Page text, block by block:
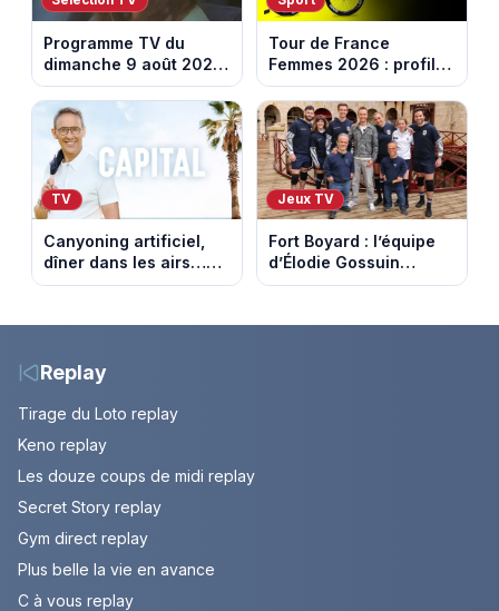
Programme TV du
dimanche 9 août 2026
: notre sélection pour
votre soirée télé
Tour de France
Femmes 2026 : profil
et horaires de la
dernière étape à Nice
TV
Canyoning artificiel,
dîner dans les airs…
les loisirs les plus fous
Capital
Jeux TV
Fort Boyard : l’équipe
d’Élodie Gossuin
termine avec une belle
le Refuge
Replay
Tirage du Loto replay
Keno replay
Les douze coups de midi replay
Secret Story replay
Gym direct replay
Plus belle la vie en avance
C à vous replay